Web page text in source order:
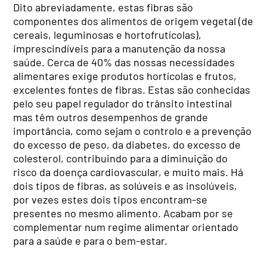
Dito abreviadamente, estas fibras são
componentes dos alimentos de origem vegetal (de
cereais, leguminosas e hortofrutícolas),
imprescindíveis para a manutenção da nossa
saúde. Cerca de 40% das nossas necessidades
alimentares exige produtos hortícolas e frutos,
excelentes fontes de fibras. Estas são conhecidas
pelo seu papel regulador do trânsito intestinal
mas têm outros desempenhos de grande
importância, como sejam o controlo e a prevenção
do excesso de peso, da diabetes, do excesso de
colesterol, contribuindo para a diminuição do
risco da doença cardiovascular, e muito mais. Há
dois tipos de fibras, as solúveis e as insolúveis,
por vezes estes dois tipos encontram-se
presentes no mesmo alimento. Acabam por se
complementar num regime alimentar orientado
para a saúde e para o bem-estar.